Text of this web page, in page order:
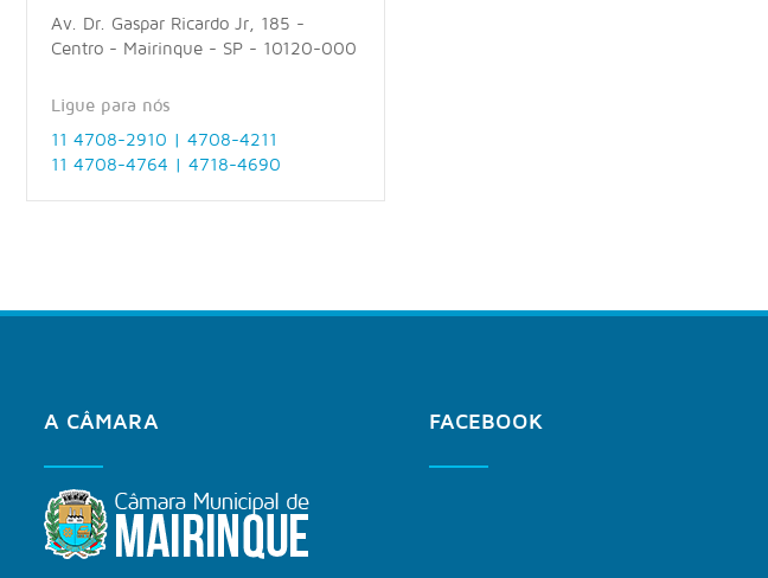
Av. Dr. Gaspar Ricardo Jr, 185 -
Centro - Mairinque - SP - 10120-000
Ligue para nós
11 4708-2910 | 4708-4211
11 4708-4764 | 4718-4690
A CÂMARA FACEBOOK